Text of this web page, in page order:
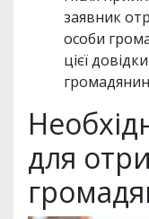
заявник
особи
цієї
для